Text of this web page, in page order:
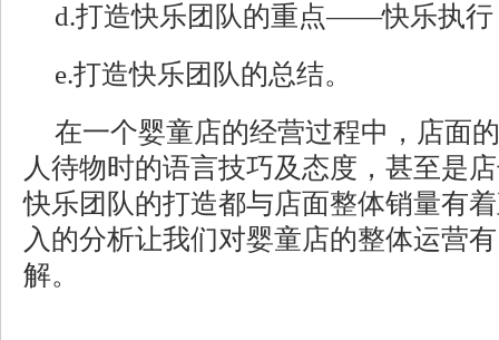
d.打造快乐团队的重点——快乐执行
e.打造快乐团队的总结。
在一个婴童店的经营过程中，店面
人待物时的语言技巧及态度，甚至是
快乐团队的打造都与店面整体销量有
入的分析让我们对婴童店的整体运营
解。